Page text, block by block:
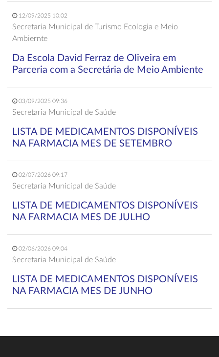
12/09/2025 10:02
Secretaria Municipal de Turismo Ecologia e Meio
Ambiernte
Da Escola David Ferraz de Oliveira em
Parceria com a Secretária de Meio Ambiente
03/09/2025 09:36
Secretaria Municipal de Saúde
LISTA DE MEDICAMENTOS DISPONÍVEIS
NA FARMACIA MES DE SETEMBRO
02/07/2026 09:17
Secretaria Municipal de Saúde
LISTA DE MEDICAMENTOS DISPONÍVEIS
NA FARMACIA MES DE JULHO
02/06/2026 09:04
Secretaria Municipal de Saúde
LISTA DE MEDICAMENTOS DISPONÍVEIS
NA FARMACIA MES DE JUNHO